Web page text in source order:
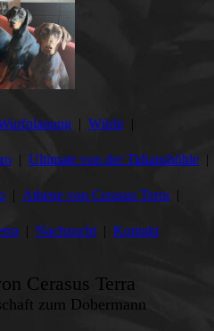
Würfe
Ultimate von der Tidianshöhle
Athene von Cerasus Terra
Nachzucht Kontakt
Cerasus Terra
zum Dobermann